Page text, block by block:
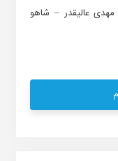
عالیقدر – شاهو